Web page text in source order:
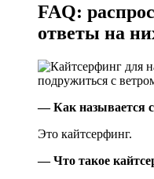
FAQ:
ответы на
— Как называется
Это кайтсерфинг.
— Что такое